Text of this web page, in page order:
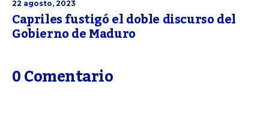
22 agosto, 2023
Capriles fustigó el doble discurso del
Gobierno de Maduro
0 Comentario